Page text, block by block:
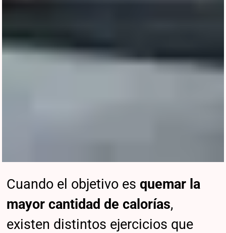
Cuando el objetivo esquemar la
mayor cantidad de calorías,
existen distintos ejercicios que